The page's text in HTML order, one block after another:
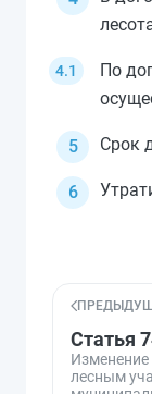
По
Срок
Статья
Изменение
лесным